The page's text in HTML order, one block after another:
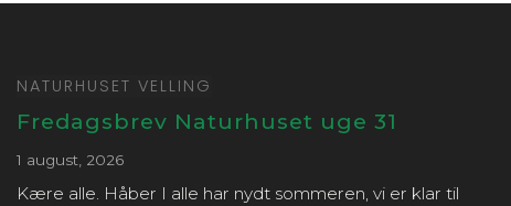
NATURHUSET VELLING
Fredagsbrev Naturhuset uge 31
1 august, 2026
Kære alle. Håber I alle har nydt sommeren, vi er klar til